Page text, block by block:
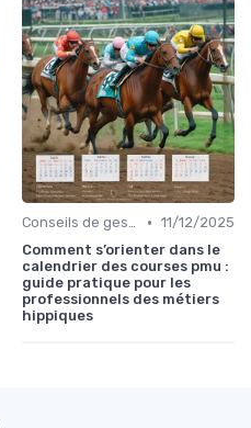
Conseils de gestion d’écurie • 11/12/2025
Comment s’orienter dans le
calendrier des courses pmu :
guide pratique pour les
professionnels des métiers
hippiques